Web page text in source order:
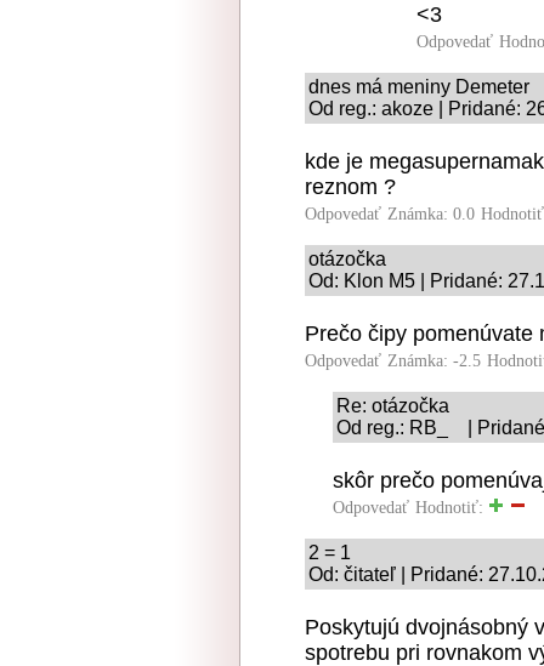
<3
Odpovedať
dnes má meniny Demeter
Od reg.: akoze | Pridané:
kde je
reznom ?
Odpovedať Známka: 0.0
otázočka
Od: Klon M5 | Pridané:
Prečo čipy pomenúvate
Odpovedať Známka: -2.5
Re: otázočka
Od reg.: RB_ |
skôr prečo
Odpovedať Hodnotiť:
2 = 1
Od: čitateľ | Pridané:
Poskytujú dvojnásobný
spotrebu pri rovnakom